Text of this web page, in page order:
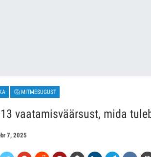
🤔 MITMESUGUST
vaatamisväärsust, mida
7, 2025